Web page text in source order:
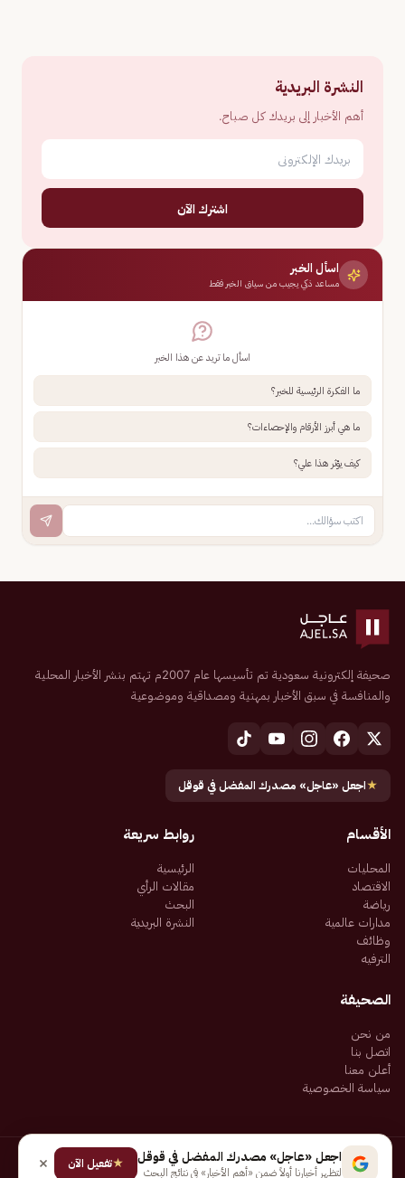
النشرة البريدية
أهم الأخبار إلى بريدك كل صباح.
اشترك الآن
اسأل الخبر
مساعد ذكي يجيب من سياق الخبر فقط
اسأل ما تريد عن هذا الخبر
ما الفكرة الرئيسية للخبر؟
ما هي أبرز الأرقام والإحصاءات؟
كيف يؤثر هذا علي؟
صحيفة إلكترونية سعودية تم تأسيسها عام 2007م تهتم بنشر الأخبار المحلية
والمنافسة في سبق الأخبار بمهنية ومصداقية وموضوعية
★اجعل «عاجل» مصدرك المفضل في قوقل
الأقسام
المحليات
الاقتصاد
رياضة
مدارات عالمية
وظائف
الترفيه
روابط سريعة
الرئيسية
مقالات الرأي
البحث
النشرة البريدية
الصحيفة
من نحن
اتصل بنا
أعلن معنا
سياسة الخصوصية
جميع الحقوق محفوظة لـ شركة إيجاز للنشر الإلكتروني المالكة لصحيفة عاجل
اجعل «عاجل» مصدرك المفضل في قوقل
لتظهر أخبارنا أولاً ضمن «أهم الأخبار» في نتائج البحث
★تفعيل الآن